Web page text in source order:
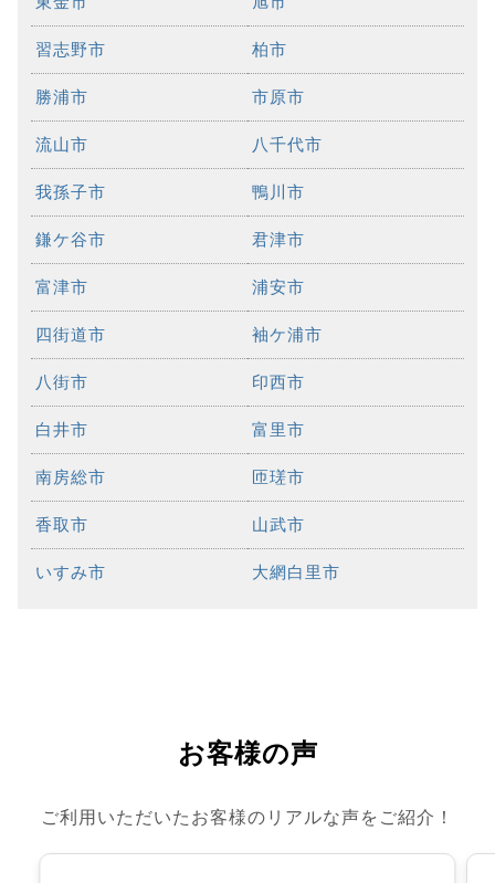
習志野市 柏市
勝浦市 市原市
流山市 八千代市
我孫子市 鴨川市
鎌ケ谷市 君津市
富津市 浦安市
四街道市 袖ケ浦市
八街市 印西市
白井市 富里市
南房総市 匝瑳市
香取市 山武市
いすみ市 大網白里市
お客様の声
ご利用いただいたお客様のリアルな声をご紹介！